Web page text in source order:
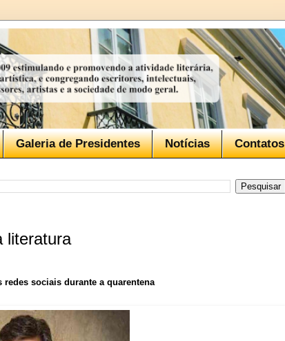
Galeria de Presidentes Notícias Contatos
literatura
sociais durante a quarentena